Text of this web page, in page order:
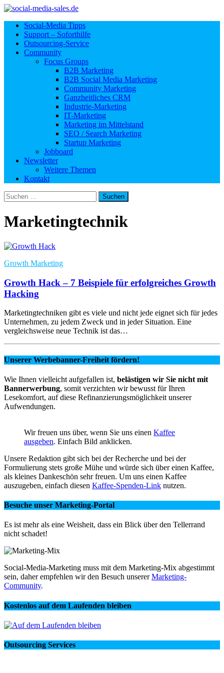
Social-Media Tipps
Support – Soforthilfe
Outsourcing-Service
Community
Focus Groups
B2B Marketing
B2B Social Media Marketing
Community Marketing
Ganzheitliches CRM
Industrie-Marketing
IT-Marketing
Marketing im Mittelstand
SEO / Search Marketing
Startup Marketing
Jobboard
Newsletter
Weitere Themen
Kontakt
Suchen
nach:
Marketingtechnik
Growth Marketing
Growth Hack – 7 Beispiele für erfolgreiches Growth
Hacking
Marketingtechniken gibt es viele und nicht jede eignet sich für jedes
Unternehmen, zu jedem Zweck und in jeder Situation. Eine
vergleichsweise neue Technik ist das…
Unserer Werbebanner-Freiheit fördern!
Wie Ihnen vielleicht aufgefallen ist, belästigen wir Sie nicht mit
Bannerwerbung, somit verzichten wir bewusst für Ihren
Lesekomfort, auf diese Refinanzierungsmöglichkeit unserer
Aufwendungen.
Wir freuen uns über, wenn Sie uns einen Kaffee
ausgeben. Einfach Bild anklicken.
Unsere Redaktion gibt sich bei der Recherche und bei der
Formulierung stets große Mühe und würde sich über einen Kaffee,
als kleines Dankeschön sehr freuen. Um uns einen Kaffee
auszugeben, einfach diesen Kaffee-Spenden-Link nutzen.
Besuche unser Marketing-Portal
Es ist mehr als eine Weisheit, dass ein Blick über den Tellerrand
nicht schadet!
Social-Media-Marketing muss mit dem Marketing-Mix abgestimmt
sein, daher empfehlen wir den Besuch unsererMarketing-
Community.
Kostenlos auf dem Laufenden bleiben
Outsourcing Services